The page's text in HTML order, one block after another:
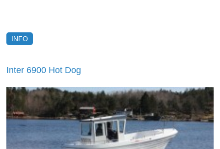
INFO
Inter 6900 Hot Dog